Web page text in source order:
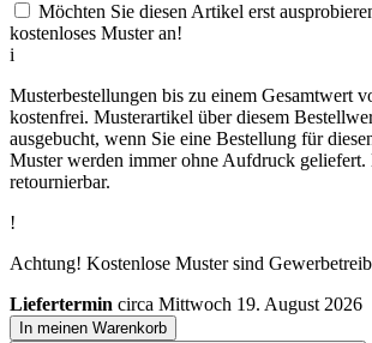
Möchten Sie diesen Artikel erst
kostenloses Muster an!
i
Musterbestellungen bis zu einem Gesamtwert
kostenfrei. Musterartikel über diesem
ausgebucht, wenn Sie eine Bestellung für
Muster werden immer ohne Aufdruck geliefert.
retournierbar.
!
Achtung! Kostenlose Muster sind
Liefertermin circa Mittwoch 19. August 2026
In meinen Warenkorb